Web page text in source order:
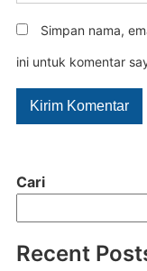
Cari
Recent
Simpan nama,
ini untuk komentar